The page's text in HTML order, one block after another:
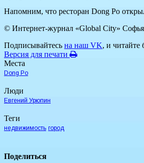
Напомним, что ресторан Dong Po
© Интернет-журнал «Global City»
Подписывайтесь на наш VK, и читайте
Версия для печати
Места
Dong Po
Люди
Евгений Урюпин
Теги
недвижимость город
Поделиться